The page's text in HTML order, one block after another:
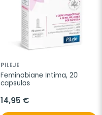
PILEJE
Feminabiane Intima, 20
capsulas
14,95 €